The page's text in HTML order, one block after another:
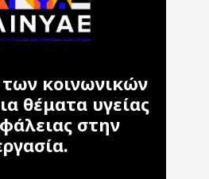
κοινωνικών
θέματα υγείας
στην